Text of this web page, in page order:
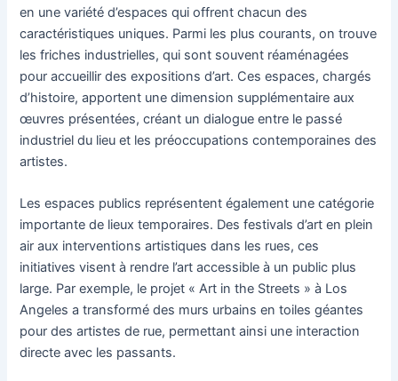
en une variété d’espaces qui offrent chacun des
caractéristiques uniques. Parmi les plus courants, on trouve
les friches industrielles, qui sont souvent réaménagées
pour accueillir des expositions d’art. Ces espaces, chargés
d’histoire, apportent une dimension supplémentaire aux
œuvres présentées, créant un dialogue entre le passé
industriel du lieu et les préoccupations contemporaines des
artistes.
Les espaces publics représentent également une catégorie
importante de lieux temporaires. Des festivals d’art en plein
air aux interventions artistiques dans les rues, ces
initiatives visent à rendre l’art accessible à un public plus
large. Par exemple, le projet « Art in the Streets » à Los
Angeles a transformé des murs urbains en toiles géantes
pour des artistes de rue, permettant ainsi une interaction
directe avec les passants.